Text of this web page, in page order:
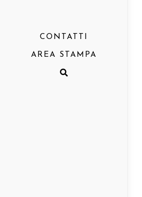
CONTATTI
AREA STAMPA
Comunicati